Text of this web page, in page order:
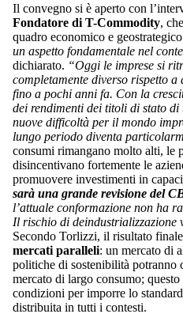
Il convegno si è aperto con
Fondatore di T-Commodity,
quadro economico e
un aspetto fondamentale nel
dichiarato. “Oggi le imprese si
completamente diverso rispetto
fino a pochi anni fa. Con la
dei rendimenti dei titoli di stato
nuove difficoltà per il mondo
lungo periodo diventa
consumi rimangano molto alti, le
disincentivano fortemente le
promuovere investimenti in
sarà una grande revisione del
l’attuale conformazione non ha
Il rischio di deindustrializzazione
Secondo Torlizzi, il risultato finale
mercati paralleli: un mercato di
politiche di sostenibilità potranno
mercato di largo consumo;
condizioni per imporre lo
distribuita in tutti i contesti.